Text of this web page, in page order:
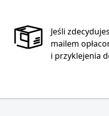
Jeśli
mailem
i przyklejenia